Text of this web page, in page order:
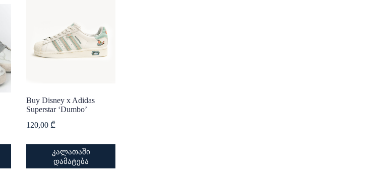
Buy Disney x Adidas
Superstar ‘Dumbo’
120,00 ₾
კალათაში
დამატება